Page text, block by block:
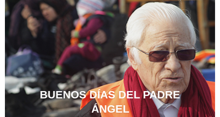
BUENOS DÍAS DEL PADRE
ÁNGEL